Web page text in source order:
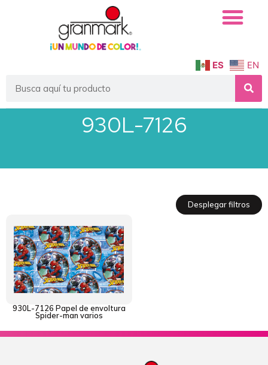
ES EN
930L-7126
Desplegar filtros
930L-7126 Papel de envoltura
Spider-man varios